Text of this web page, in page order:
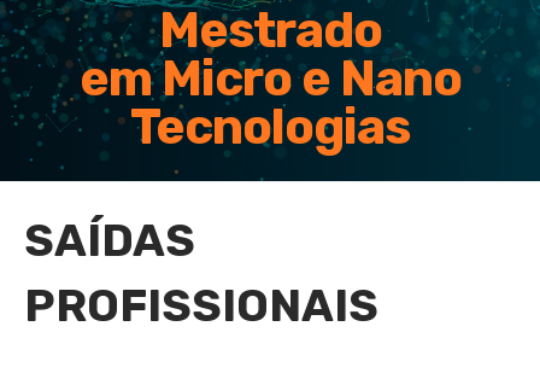
Mestrado
em Micro e Nano
Tecnologias
SAÍDAS
PROFISSIONAIS